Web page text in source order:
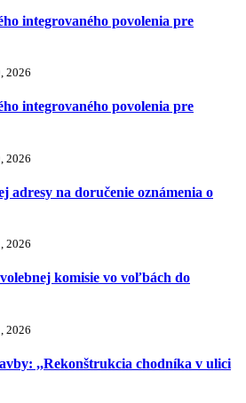
integrovaného povolenia pre
2026
integrovaného povolenia pre
2026
adresy na doručenie oznámenia o
2026
komisie vo voľbách do
2026
,,Rekonštrukcia chodníka v ulici